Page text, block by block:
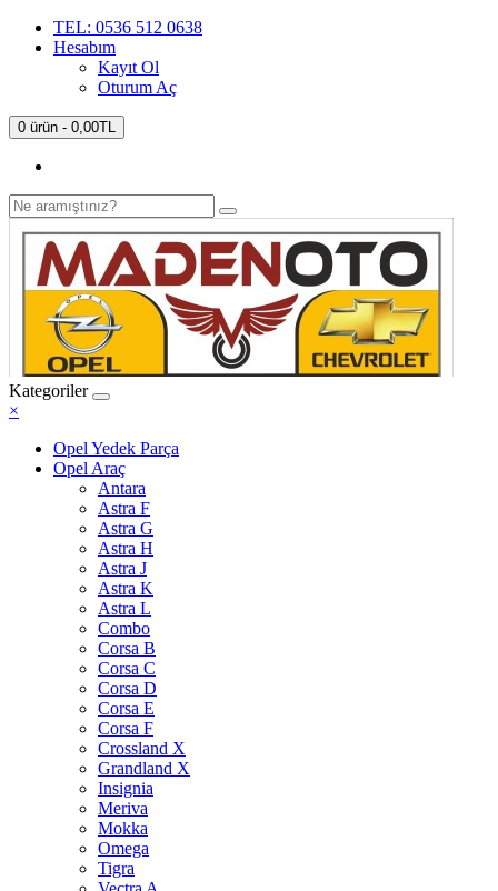
TEL: 0536 512 0638
Hesabım
Kayıt Ol
Oturum Aç
0 ürün - 0,00TL
Kategoriler
×
Opel Yedek Parça
Opel Araç
Antara
Astra F
Astra G
Astra H
Astra J
Astra K
Astra L
Combo
Corsa B
Corsa C
Corsa D
Corsa E
Corsa F
Crossland X
Grandland X
Insignia
Meriva
Mokka
Omega
Tigra